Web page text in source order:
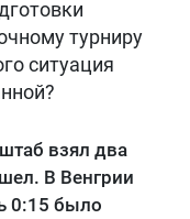
турниру
ситуация
взял два
В Венгрии
0:15 было